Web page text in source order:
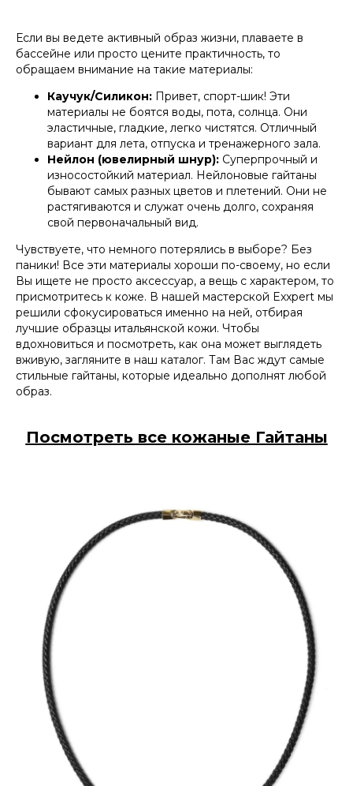
Если вы ведете активный образ жизни, плаваете в
бассейне или просто цените практичность, то
обращаем внимание на такие материалы:
Каучук/Силикон: Привет, спорт-шик! Эти
материалы не боятся воды, пота, солнца. Они
эластичные, гладкие, легко чистятся. Отличный
вариант для лета, отпуска и тренажерного зала.
Нейлон (ювелирный шнур): Суперпрочный и
износостойкий материал. Нейлоновые гайтаны
бывают самых разных цветов и плетений. Они не
растягиваются и служат очень долго, сохраняя
свой первоначальный вид.
Чувствуете, что немного потерялись в выборе? Без
паники! Все эти материалы хороши по-своему, но если
Вы ищете не просто аксессуар, а вещь с характером, то
присмотритесь к коже. В нашей мастерской Exxpert мы
решили сфокусироваться именно на ней, отбирая
лучшие образцы итальянской кожи. Чтобы
вдохновиться и посмотреть, как она может выглядеть
вживую, загляните в наш каталог. Там Вас ждут самые
стильные гайтаны, которые идеально дополнят любой
образ.
Посмотреть все кожаные Гайтаны